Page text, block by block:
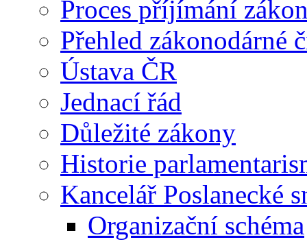
Proces příjímání
Přehled zákonodárné
Ústava ČR
Jednací řád
Důležité zákony
Historie
Kancelář Poslanecké
Organizační schéma